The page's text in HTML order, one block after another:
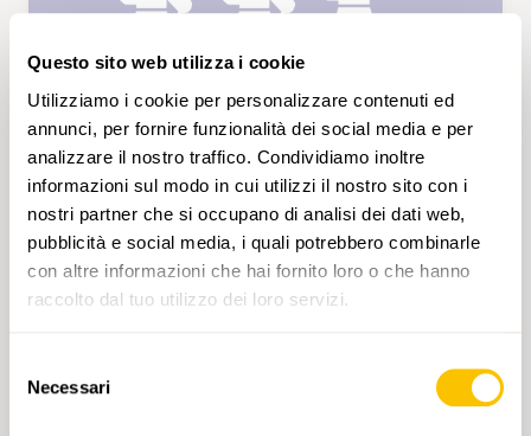
Questo sito web utilizza i cookie
Utilizziamo i cookie per personalizzare contenuti ed
annunci, per fornire funzionalità dei social media e per
analizzare il nostro traffico. Condividiamo inoltre
informazioni sul modo in cui utilizzi il nostro sito con i
nostri partner che si occupano di analisi dei dati web,
pubblicità e social media, i quali potrebbero combinarle
con altre informazioni che hai fornito loro o che hanno
raccolto dal tuo utilizzo dei loro servizi.
delNecessari
SAB 10.04.2027 • GIURA
De Champ du Moulin à Boudry en
passant par le Signal du Lessy
Depuis la gare de Champ de Moulin nous
petit sentier étroit en dévers puis une belle